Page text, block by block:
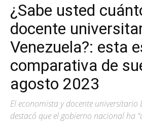
¿Sabe usted
docente
Venezuela?: esta
comparativa de
agosto 2023
El economista y docente universitario
destacó que el gobierno nacional ha